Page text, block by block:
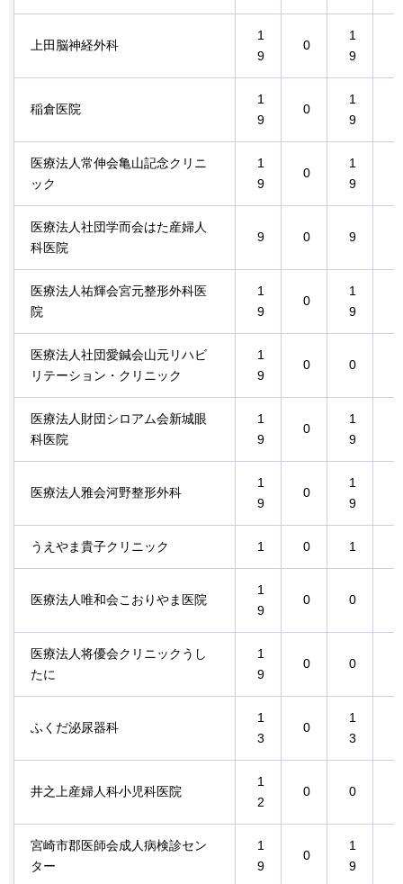
上田脳神経外科
1
9
0
1
9
稲倉医院
1
9
0
1
9
医療法人常伸会亀山記念クリニ
ック
1
9
0
1
9
医療法人社団学而会はた産婦人
科医院
9 0 9
医療法人祐輝会宮元整形外科医
院
1
9
0
1
9
医療法人社団愛鍼会山元リハビ
リテーション・クリニック
1
9
0 0
医療法人財団シロアム会新城眼
科医院
1
9
0
1
9
医療法人雅会河野整形外科
1
9
0
1
9
うえやま貴子クリニック 1 0 1
医療法人唯和会こおりやま医院
1
9
0 0
医療法人将優会クリニックうし
たに
1
9
0 0
ふくだ泌尿器科
1
3
0
1
3
井之上産婦人科小児科医院
1
2
0 0
宮崎市郡医師会成人病検診セン
ター
1
9
0
1
9